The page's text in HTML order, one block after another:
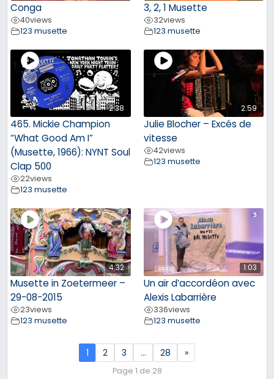
Conga
40views
123 musette
3, 2, 1 Musette
32views
123 musette
2:38
465. Mickie Champion
“What Good Am I”
(Musette, 1966): NYNT Soul
Clap 500
22views
123 musette
2:59
Julie Blocher – Excés de
vitesse
42views
123 musette
4:32
Musette in Zoetermeer –
29-08-2015
23views
123 musette
1:03
Un air d’accordéon avec
Alexis Labarrière
336views
123 musette
1 2 3 … 28 »
Page 1 de 28